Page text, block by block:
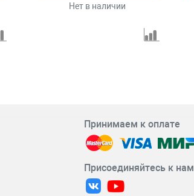
Нет в наличии
Принимаем к оплате
Присоединяйтесь к нам